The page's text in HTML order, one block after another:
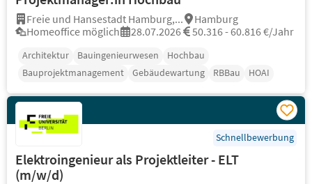
Freie und Hansestadt Hamburg,...
Hamburg
Homeoffice möglich
28.07.2026 50.316 - 60.816 €/Jahr
Architektur Bauingenieurwesen
Hochbau
Bauprojektmanagement
Gebäudewartung RBBau HOAI
Schnellbewerbung
Elektroingenieur als Projektleiter - ELT
(m/w/d)